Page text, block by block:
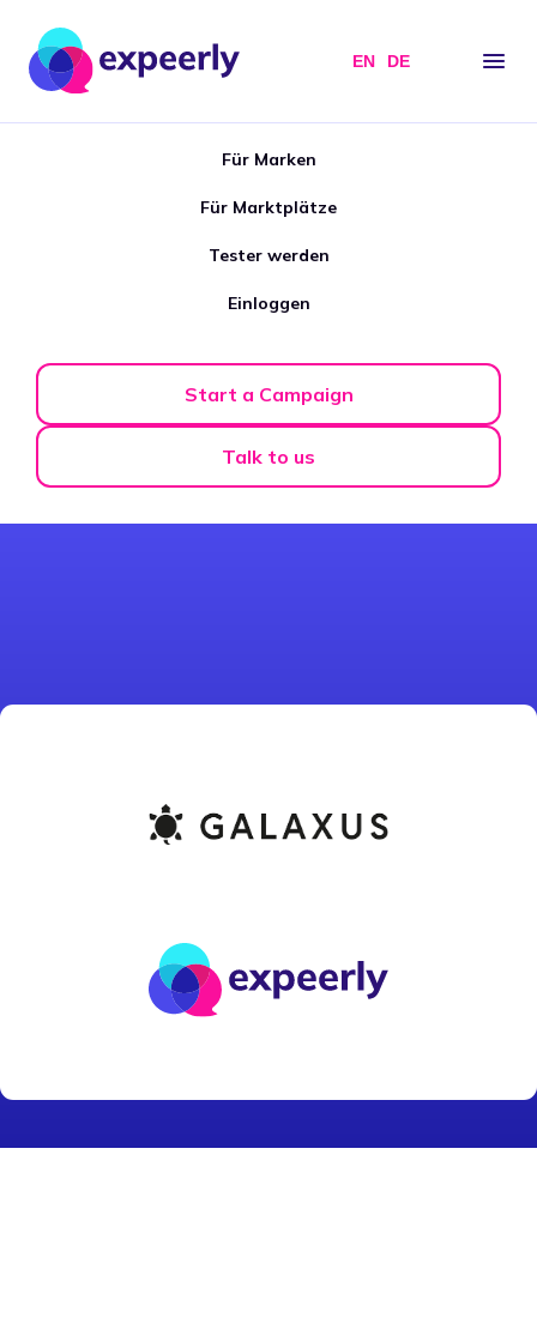
EN DE
Für Marken
Für Marktplätze
Tester werden
Einloggen
Start a Campaign
Talk to us